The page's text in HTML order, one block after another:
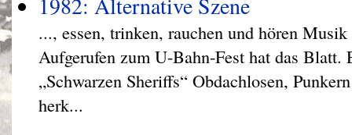
1982: Alternative Szene
..., essen, trinken, rauchen und hören
Aufgerufen zum U-Bahn-Fest hat das Blatt.
„Schwarzen Sheriffs“ Obdachlosen,
herk...